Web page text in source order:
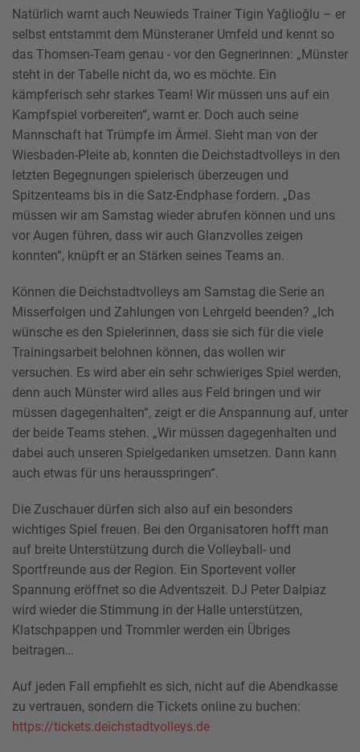
Natürlich warnt auch Neuwieds Trainer Tigin Yağlioğlu – er
selbst entstammt dem Münsteraner Umfeld und kennt so
das Thomsen-Team genau - vor den Gegnerinnen: „Münster
steht in der Tabelle nicht da, wo es möchte. Ein
kämpferisch sehr starkes Team! Wir müssen uns auf ein
Kampfspiel vorbereiten“, warnt er. Doch auch seine
Mannschaft hat Trümpfe im Ärmel. Sieht man von der
Wiesbaden-Pleite ab, konnten die Deichstadtvolleys in den
letzten Begegnungen spielerisch überzeugen und
Spitzenteams bis in die Satz-Endphase fordern. „Das
müssen wir am Samstag wieder abrufen können und uns
vor Augen führen, dass wir auch Glanzvolles zeigen
konnten“, knüpft er an Stärken seines Teams an.
Können die Deichstadtvolleys am Samstag die Serie an
Misserfolgen und Zahlungen von Lehrgeld beenden? „Ich
wünsche es den Spielerinnen, dass sie sich für die viele
Trainingsarbeit belohnen können, das wollen wir
versuchen. Es wird aber ein sehr schwieriges Spiel werden,
denn auch Münster wird alles aus Feld bringen und wir
müssen dagegenhalten“, zeigt er die Anspannung auf, unter
der beide Teams stehen. „Wir müssen dagegenhalten und
dabei auch unseren Spielgedanken umsetzen. Dann kann
auch etwas für uns herausspringen“.
Die Zuschauer dürfen sich also auf ein besonders
wichtiges Spiel freuen. Bei den Organisatoren hofft man
auf breite Unterstützung durch die Volleyball- und
Sportfreunde aus der Region. Ein Sportevent voller
Spannung eröffnet so die Adventszeit. DJ Peter Dalpiaz
wird wieder die Stimmung in der Halle unterstützen,
Klatschpappen und Trommler werden ein Übriges
beitragen…
Auf jeden Fall empfiehlt es sich, nicht auf die Abendkasse
zu vertrauen, sondern die Tickets online zu buchen:
https://tickets.deichstadtvolleys.de